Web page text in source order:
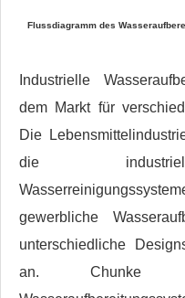
Flussdiagramm des
Industrielle
dem Markt für
Die
die
gewerbliche
unterschiedliche
an. Chunke